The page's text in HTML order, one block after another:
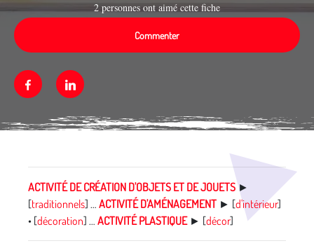
2 personnes ont aimé cette fiche
Commenter
FacebookLinkedin
ACTIVITÉ DE CRÉATION D'OBJETS ET DE JOUETS►
[traditionnels] … ACTIVITÉ D'AMÉNAGEMENT ► [d'intérieur]
• [décoration] … ACTIVITÉ PLASTIQUE► [décor]